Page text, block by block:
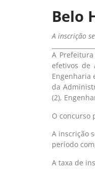
Belo
A inscrição
A
efetivos de
Engenharia
da
(2),
O concurso
A inscrição
período
A taxa de